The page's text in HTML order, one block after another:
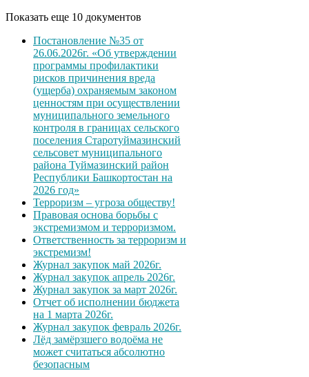
Показать еще 10 документов
Постановление №35 от
26.06.2026г. «Об утверждении
программы профилактики
рисков причинения вреда
(ущерба) охраняемым законом
ценностям при осуществлении
муниципального земельного
контроля в границах сельского
поселения Старотуймазинский
сельсовет муниципального
района Туймазинский район
Республики Башкортостан на
2026 год»
Терроризм – угроза обществу!
Правовая основа борьбы с
экстремизмом и терроризмом.
Ответственность за терроризм и
экстремизм!
Журнал закупок май 2026г.
Журнал закупок апрель 2026г.
Журнал закупок за март 2026г.
Отчет об исполнении бюджета
на 1 марта 2026г.
Журнал закупок февраль 2026г.
Лёд замёрзшего водоёма не
может считаться абсолютно
безопасным